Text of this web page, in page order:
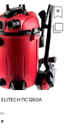
ПС 1260А
₽